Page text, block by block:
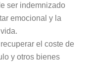
ser indemnizado
emocional y la
el coste de
y otros bienes